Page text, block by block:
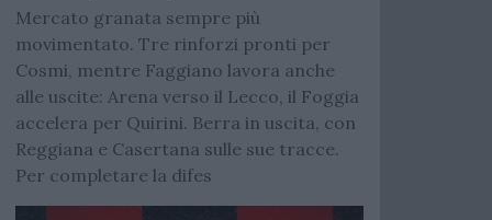
Mercato granata sempre più
movimentato. Tre rinforzi pronti per
Cosmi, mentre Faggiano lavora anche
alle uscite: Arena verso il Lecco, il Foggia
accelera per Quirini. Berra in uscita, con
Reggiana e Casertana sulle sue tracce.
Per completare la difes